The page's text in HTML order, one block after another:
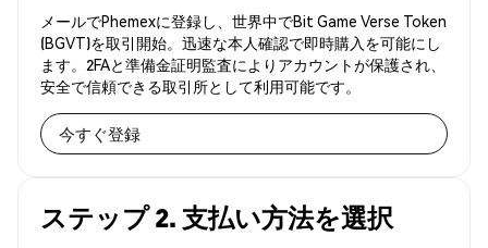
メールでPhemexに登録し、世界中でBit Game Verse Token
(BGVT)を取引開始。迅速な本人確認で即時購入を可能にし
ます。2FAと準備金証明監査によりアカウントが保護され、
安全で信頼できる取引所として利用可能です。
今すぐ登録
ステップ 2. 支払い方法を選択